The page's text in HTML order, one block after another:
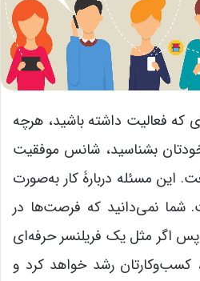
فعالیت داشته باشید، هرچه
بشناسید، شانس موفقیت
این مسئله دربارۀ کار به‌صورت
نمی‌دانید که فرصت‌ها در
اگر مثل یک فریلنسر حرفه‌ای
کسب‌وکارتان رشد خواهد کرد و